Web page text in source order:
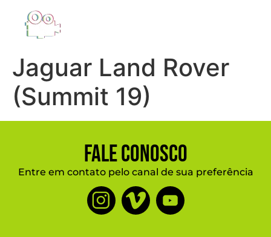
Jaguar Land Rover
(Summit 19)
Fale Conosco
Entre em contato pelo canal de sua preferência